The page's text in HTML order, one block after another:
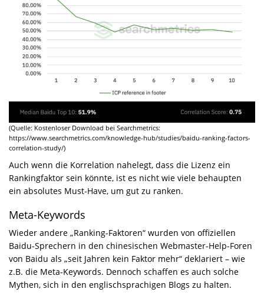
(Quelle: Kostenloser Download bei Searchmetrics:
https://www.searchmetrics.com/knowledge-hub/studies/baidu-ranking-factors-
correlation-study/)
Auch wenn die Korrelation nahelegt, dass die Lizenz ein
Rankingfaktor sein könnte, ist es nicht wie viele behaupten
ein absolutes Must-Have, um gut zu ranken.
Meta-Keywords
Wieder andere „Ranking-Faktoren“ wurden von offiziellen
Baidu-Sprechern in den chinesischen Webmaster-Help-Foren
von Baidu als „seit Jahren kein Faktor mehr“ deklariert – wie
z.B. die Meta-Keywords. Dennoch schaffen es auch solche
Mythen, sich in den englischsprachigen Blogs zu halten.